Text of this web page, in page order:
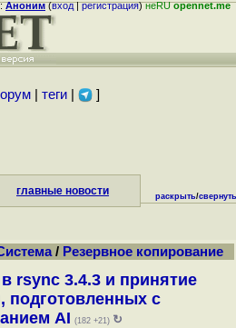
Аноним(вход|регистрация)неRUopennet.me
| теги| ]
главные новости раскрыть/свернуть
/ Резервное копирование
rsync 3.4.3 и принятие
подготовленных с
AI (182 +21) ↻